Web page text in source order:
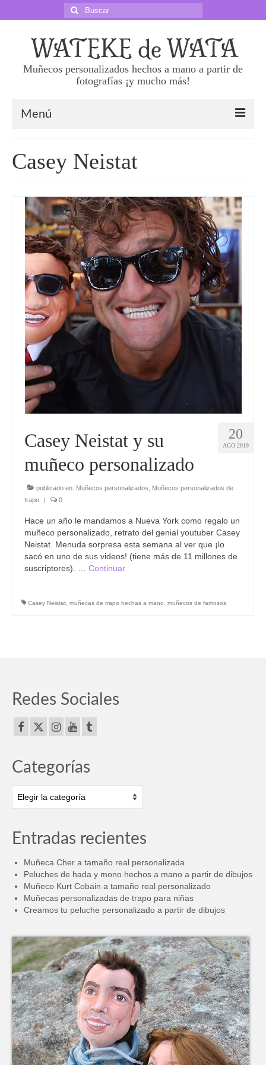
Buscar
por:
Muñecos personalizados hechos a mano a partir de
fotografías ¡y mucho más!
Menú
Precios
Haz tu pedido
Preguntas frecuentes
Superklones 50 cm
Mini Yo 45 cm
Mini Yo 30 cm
Muñecos de boda
Muñecos infantiles
Marionetas
BLOG
Casey Neistat
20
AGO 2019
Casey Neistat y su
muñeco personalizado
publicado en: Muñecos personalizados
Muñecos personalizados de
trapo
| 0
Hace un año le mandamos a Nueva York como regalo un
muñeco personalizado, retrato del genial youtuber Casey
Neistat. Menuda sorpresa esta semana al ver que ¡lo
sacó en uno de sus videos! (tiene más de 11 millones de
suscriptores). … Continuar
Casey Neistat muñecas de trapo hechas a mano muñecos de famosos
Redes Sociales
Categorías
Entradas recientes
Muñeca Cher a tamaño real personalizada
Peluches de hada y mono hechos a mano a partir de dibujos
Muñeco Kurt Cobain a tamaño real personalizado
Muñecas personalizadas de trapo para niñas
Creamos tu peluche personalizado a partir de dibujos